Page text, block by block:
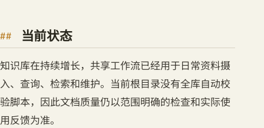
当前状态
知识库在持续增长，共享工作流已经用于日常资料摄
入、查询、检索和维护。当前根目录没有全库自动校
验脚本，因此文档质量仍以范围明确的检查和实际使
用反馈为准。